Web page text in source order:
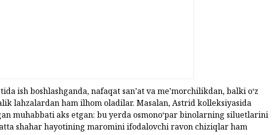
ish boshlashganda, nafaqat san’at va me’morchilikdan, balki o‘z
lahzalardan ham ilhom oladilar. Masalan, Astrid kolleksiyasida
muhabbati aks etgan: bu yerda osmono‘par binolarning siluetlarini
shahar hayotining maromini ifodalovchi ravon chiziqlar ham